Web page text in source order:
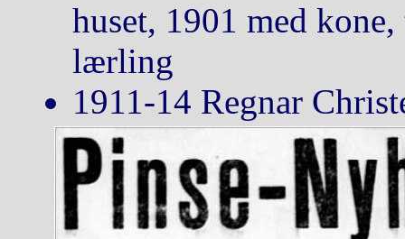
huset, 1901 med
lærling
1911-14 Regnar